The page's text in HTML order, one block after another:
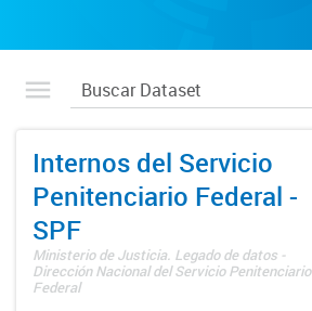
Internos del Servicio
Penitenciario Federal -
SPF
Ministerio de Justicia. Legado de datos -
Dirección Nacional del Servicio Penitenciario
Federal